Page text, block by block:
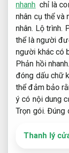
nhanh chỉ là
nhân cụ thể
nhân. Lộ trình.
thể là người
người khác có
Phản hồi nhanh.
đóng dấu chữ
thể đảm bảo
ý có nội dung
Trọn gói. Đúng
Thanh lý